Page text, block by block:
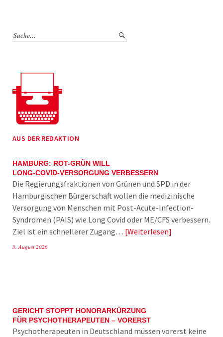
AUS DER REDAKTION
HAMBURG: ROT-GRÜN WILL
LONG-COVID-VERSORGUNG VERBESSERN
Die Regierungsfraktionen von Grünen und SPD in der
Hamburgischen Bürgerschaft wollen die medizinische
Versorgung von Menschen mit Post-Acute-Infection-
Syndromen (PAIS) wie Long Covid oder ME/CFS verbessern.
Ziel ist ein schnellerer Zugang… Weiterlesen
5. August 2026
GERICHT STOPPT HONORARKÜRZUNG
FÜR PSYCHOTHERAPEUTEN – VORERST
Psychotherapeuten in Deutschland müssen vorerst keine